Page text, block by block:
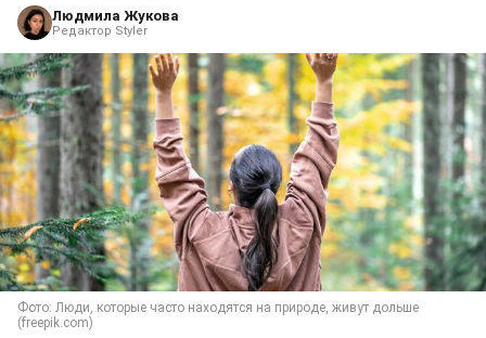
Людмила Жукова
Редактор Styler
Фото: Люди, которые часто находятся на природе, живут дольше
(freepik.com)